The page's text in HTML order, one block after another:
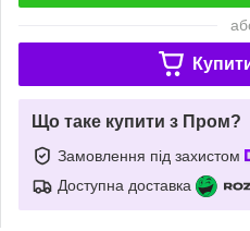
Що таке купити з Пром?
Замовлення під захистом
Доступна доставка